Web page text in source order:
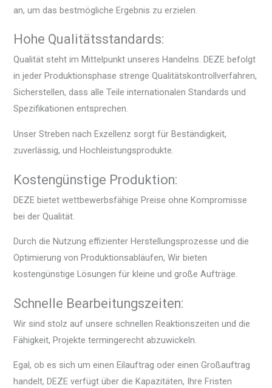
an, um das bestmögliche Ergebnis zu erzielen.
Hohe Qualitätsstandards:
Qualität steht im Mittelpunkt unseres Handelns. DEZE befolgt
in jeder Produktionsphase strenge Qualitätskontrollverfahren,
Sicherstellen, dass alle Teile internationalen Standards und
Spezifikationen entsprechen.
Unser Streben nach Exzellenz sorgt für Beständigkeit,
zuverlässig, und Hochleistungsprodukte.
Kostengünstige Produktion:
DEZE bietet wettbewerbsfähige Preise ohne Kompromisse
bei der Qualität.
Durch die Nutzung effizienter Herstellungsprozesse und die
Optimierung von Produktionsabläufen, Wir bieten
kostengünstige Lösungen für kleine und große Aufträge.
Schnelle Bearbeitungszeiten:
Wir sind stolz auf unsere schnellen Reaktionszeiten und die
Fähigkeit, Projekte termingerecht abzuwickeln.
Egal, ob es sich um einen Eilauftrag oder einen Großauftrag
handelt, DEZE verfügt über die Kapazitäten, Ihre Fristen